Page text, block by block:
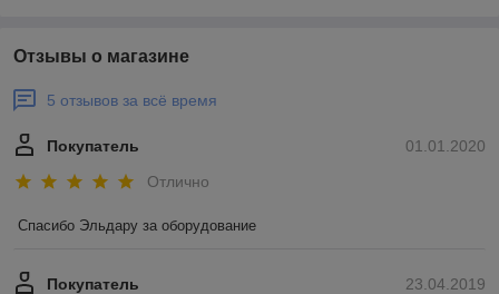
Отзывы о магазине
5 отзывов за всё время
01.01.2020
Покупатель
Отлично
Спасибо Эльдару за оборудование
23.04.2019
Покупатель